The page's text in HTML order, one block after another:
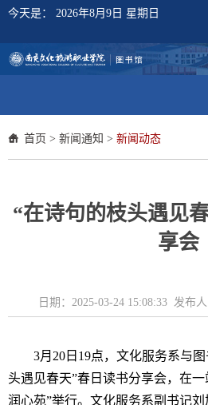
今天是： 2026年8月9日 星期日
首页 > 新闻通知 > 新闻动态
“在诗句的枝头遇见
享会
日期：2025-03-24 15:08:33 发布
3月20日19点，文化服务系与
头遇见春天”春日读书分享会，在
润心苑”举行。文化服务系副书记